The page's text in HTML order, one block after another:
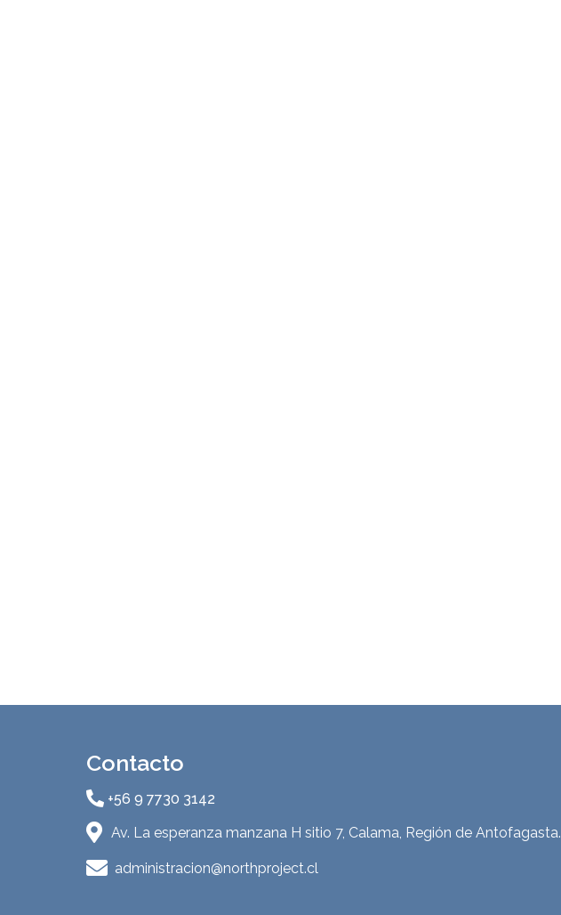
Contacto
+56 9 7730 3142
Av. La esperanza manzana H sitio 7, Calama, Región de Antofagasta.
administracion@northproject.cl